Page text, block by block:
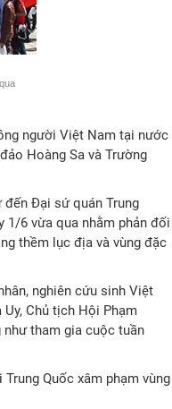
người Việt Nam tại nước
Hoàng Sa và Trường
Đại sứ quán Trung
1/6 vừa qua nhằm phản đối
thềm lục địa và vùng đặc
nghiên cứu sinh Việt
Chủ tịch Hội Phạm
như tham gia cuộc tuần
Quốc xâm phạm vùng